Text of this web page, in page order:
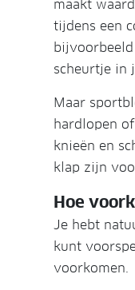
maakt
tijdens een
scheurtje in
Maar
hardlopen
knieën en
klap zijn
Hoe
Je hebt
kunt
voorkomen.